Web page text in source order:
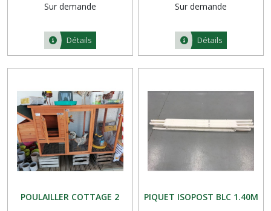
Sur demande
Détails
Sur demande
Détails
POULAILLER COTTAGE 2 PIQUET ISOPOST BLC 1.40M